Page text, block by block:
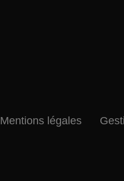
Mentions légales